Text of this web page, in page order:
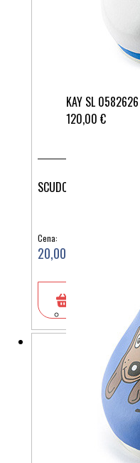
KAY SL 0582626
120,00 €
SCUDOTEX 470
Cena:
20,00 €